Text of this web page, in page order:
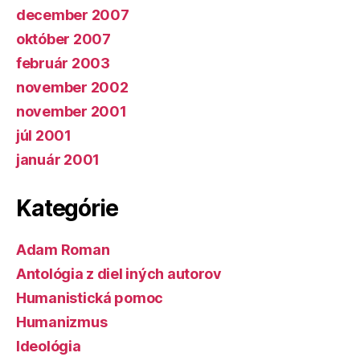
december 2007
október 2007
február 2003
november 2002
november 2001
júl 2001
január 2001
Kategórie
Adam Roman
Antológia z diel iných autorov
Humanistická pomoc
Humanizmus
Ideológia